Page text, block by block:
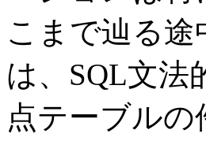
こまで辿る
は、SQL文法
点テーブル